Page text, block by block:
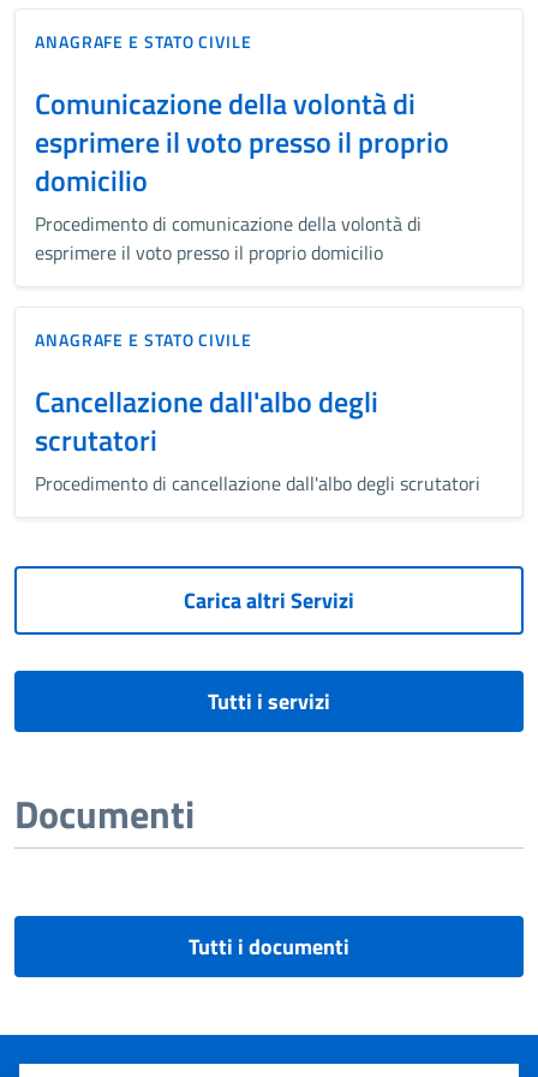
ANAGRAFE E STATO CIVILE
Comunicazione della volontà di
esprimere il voto presso il proprio
domicilio
Procedimento di comunicazione della volontà di
esprimere il voto presso il proprio domicilio
ANAGRAFE E STATO CIVILE
Cancellazione dall'albo degli
scrutatori
Procedimento di cancellazione dall'albo degli scrutatori
Carica altri Servizi
Tutti i servizi
Documenti
Tutti i documenti